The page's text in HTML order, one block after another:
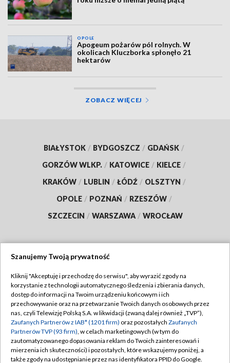
OPOLE
Apogeum pożarów pól rolnych. W
okolicach Kluczborka spłonęło 21
hektarów
ZOBACZ WIĘCEJ
BIAŁYSTOK / BYDGOSZCZ / GDAŃSK /
GORZÓW WLKP. / KATOWICE / KIELCE /
KRAKÓW / LUBLIN / ŁÓDŹ / OLSZTYN /
OPOLE / POZNAŃ / RZESZÓW /
SZCZECIN / WARSZAWA / WROCŁAW
TVP
Abonament TVP
Emisja w TVP
Centrum informacji TVP
Naziemna Telewizja Cyfrowa
Regulamin TVP
Polityka prywatności
Moje zgody
Pomoc
Szanujemy Twoją prywatność
Kliknij "Akceptuję i przechodzę do serwisu", aby wyrazić zgody na
korzystanie z technologii automatycznego śledzenia i zbierania danych,
dostęp do informacji na Twoim urządzeniu końcowym i ich
przechowywanie oraz na przetwarzanie Twoich danych osobowych przez
nas, czyli Telewizję Polską S.A. w likwidacji (zwaną dalej również „TVP”),
Zaufanych Partnerów z IAB* (1201 firm) oraz pozostałych Zaufanych
Partnerów TVP (93 firm), w celach marketingowych (w tym do
zautomatyzowanego dopasowania reklam do Twoich zainteresowań i
mierzenia ich skuteczności) i pozostałych, które wskazujemy poniżej, a
także zgody na udostępnianie przez nas identyfikatora PPID do Google.